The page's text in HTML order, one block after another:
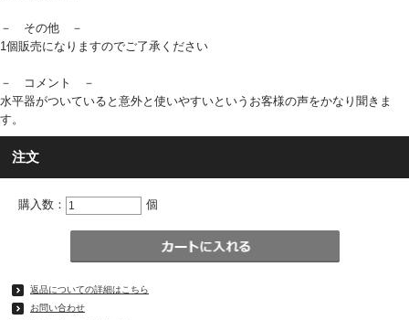
－ その他 －
1個販売になりますのでご了承ください
－ コメント －
水平器がついていると意外と使いやすいというお客様の声をかなり聞きま
す。
注文
購入数： 個
返品についての詳細はこちら
お問い合わせ